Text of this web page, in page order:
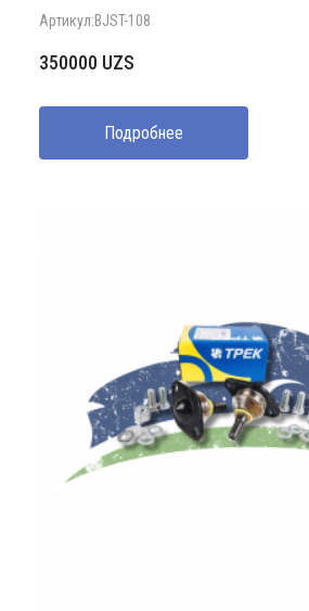
Артикул:BJST-108
350000 UZS
Подробнее